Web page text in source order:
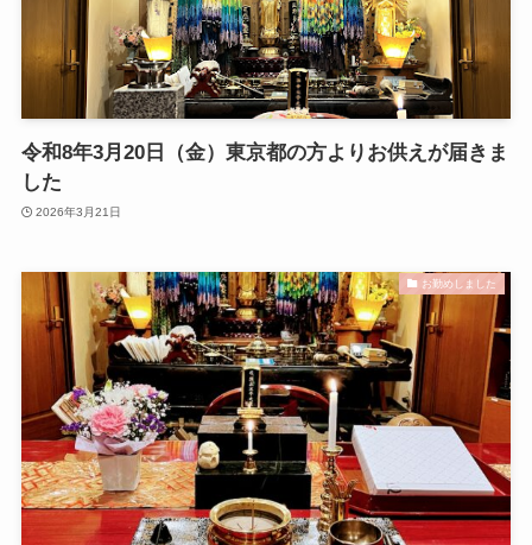
令和8年3月20日（金）東京都の方よりお供えが届きま
した
2026年3月21日
お勤めしました